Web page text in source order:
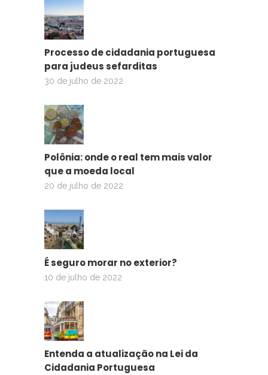
Processo de cidadania portuguesa
para judeus sefarditas
30 de julho de 2022
Polônia: onde o real tem mais valor
que a moeda local
20 de julho de 2022
É seguro morar no exterior?
10 de julho de 2022
Entenda a atualização na Lei da
Cidadania Portuguesa